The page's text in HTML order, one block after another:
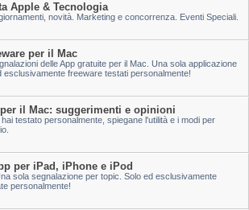
Apple & Tecnologia
novità. Marketing e concorrenza. Eventi Speciali.
per il Mac
delle App gratuite per il Mac. Una sola applicazione
esclusivamente freeware testati personalmente!
il Mac: suggerimenti e opinioni
testato personalmente, spiegane l'utilità e i modi per
per iPad, iPhone e iPod
sola segnalazione per topic. Solo ed esclusivamente
personalmente!